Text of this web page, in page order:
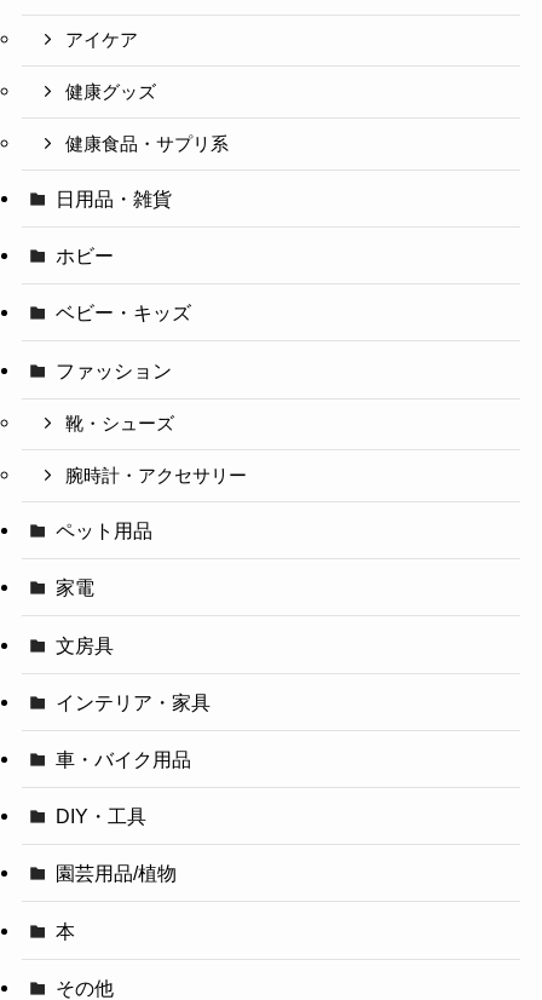
アイケア
健康グッズ
健康食品・サプリ系
日用品・雑貨
ホビー
ベビー・キッズ
ファッション
靴・シューズ
腕時計・アクセサリー
ペット用品
家電
文房具
インテリア・家具
車・バイク用品
DIY・工具
園芸用品/植物
本
その他